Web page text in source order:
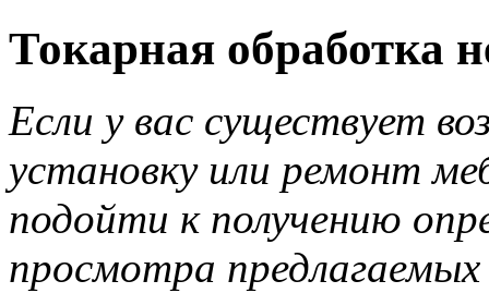
Токарная обработка
Если у вас существует
установку или ремонт
подойти к получению
просмотра предлагаемых